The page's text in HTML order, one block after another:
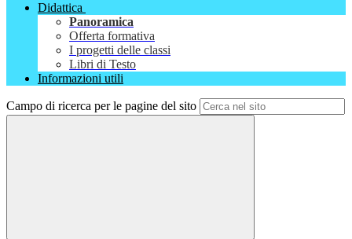
Didattica
Panoramica
Offerta formativa
I progetti delle classi
Libri di Testo
Informazioni utili
Campo di ricerca per le pagine del sito